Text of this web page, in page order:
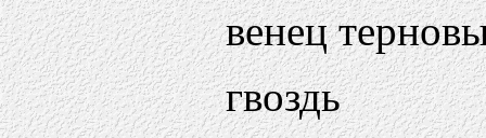
венец
гвоздь